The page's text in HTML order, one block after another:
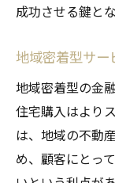
成功させる鍵とな
地域密着型サー
地域密着型の金
住宅購入はより
は、地域の不動
め、顧客にとっ